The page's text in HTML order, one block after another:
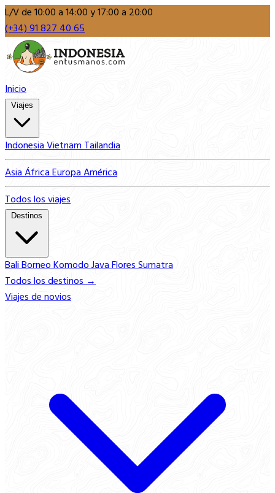
L/V de 10:00 a 14:00 y 17:00 a 20:00
(+34) 91 827 40 65
Inicio
IndonesiaVietnamTailandia
AsiaÁfricaEuropaAmérica
Todos los viajes
BaliBorneoKomodoJavaFloresSumatra
Todos los destinos →
Viajes de novios